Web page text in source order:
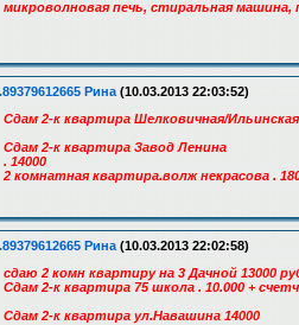
микроволновая печь, стиральная машина,
Рина (10.03.2013 22:03:52)
Сдам 2-к квартира Шелковичная/Ильинская
Сдам 2-к квартира Завод Ленина
. 14000
2 комнатная квартира.волж некрасова .
Рина (10.03.2013 22:02:58)
cдaю 2 кoмн квapтиpу нa 3 Дaчнoй 13000
Сдам 2-к квартира 75 школа . 10.000 +
Сдам 2-к квартира ул.Навашина 14000